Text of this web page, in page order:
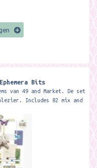
Bits
van 49 and Market. De set
Includes 82 mix and